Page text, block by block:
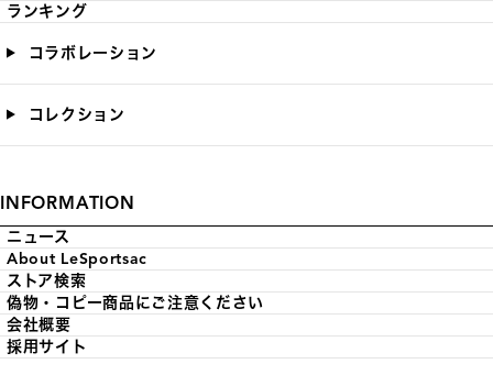
ランキング
コラボレーション
コレクション
INFORMATION
ニュース
About LeSportsac
ストア検索
偽物・コピー商品にご注意ください
会社概要
採用サイト